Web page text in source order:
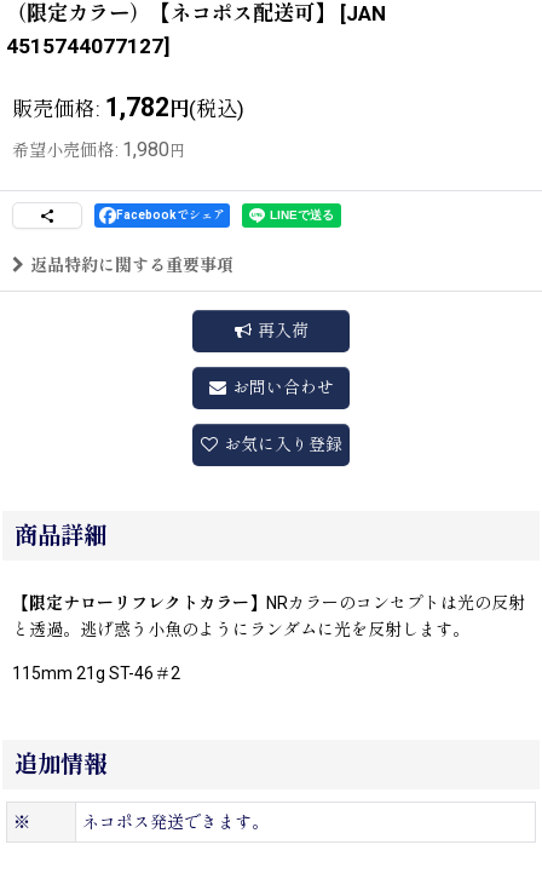
（限定カラー）【ネコポス配送可】
[JAN
4515744077127]
販売価格: 1,782円(税込)
希望小売価格: 1,980 円
Facebookでシェア
返品特約に関する重要事項
再入荷
お問い合わせ
お気に入り登録
商品詳細
【限定ナローリフレクトカラー】
NRカラーのコンセプトは光の反射
と透過。逃げ惑う小魚のようにランダムに光を反射します。
115mm 21g ST-46＃2
追加情報
※ ネコポス発送できます。